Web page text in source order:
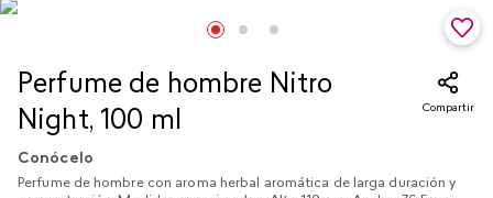
Perfume de hombre Nitro
Night, 100 ml
Compartir
Conócelo
Perfume de hombre con aroma herbal aromática de larga duración y